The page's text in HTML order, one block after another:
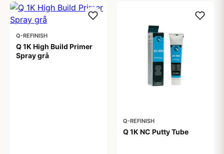
Q-REFINISH
Q 1K High Build Primer
Spray grå
Q-REFINISH
Q 1K NC Putty Tube